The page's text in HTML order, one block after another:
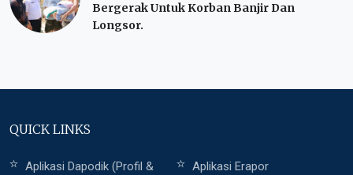
Bergerak Untuk Korban Banjir Dan
Longsor.
QUICK LINKS
Aplikasi Dapodik (Profil &
Aplikasi Erapor